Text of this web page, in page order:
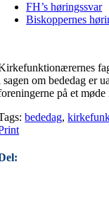
FH’s høringssvar
Biskoppernes
sagen om bededag er
på et
bededag,